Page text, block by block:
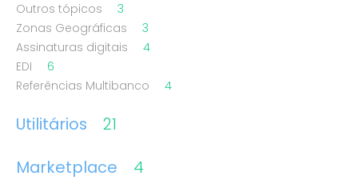
Outros tópicos
3
Zonas Geográficas
3
Assinaturas digitais
4
EDI
6
Referências Multibanco
4
Utilitários
21
Marketplace
4